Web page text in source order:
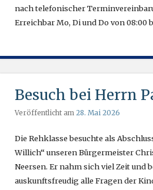
nach telefonischer
Erreichbar Mo, Di und Do von 08:00
Besuch bei Herrn
Veröffentlicht am 28. Mai 2026
Die Rehklasse besuchte als
Willich“ unseren Bürgermeister
Neersen. Er nahm sich viel Zeit und
auskunftsfreudig alle Fragen der